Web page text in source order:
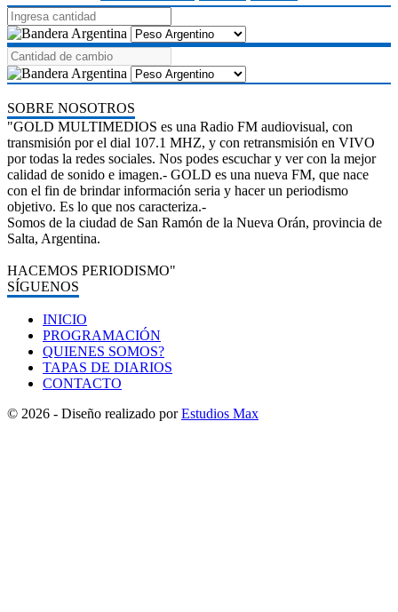
SOBRE NOSOTROS
"GOLD MULTIMEDIOS es una Radio FM audiovisual, con
transmisión por el dial 107.1 MHZ, y con retransmisión en VIVO
por todas la redes sociales. Nos podes escuchar y ver con la mejor
calidad de sonido e imagen.- GOLD es una nueva FM, que nace
con el fin de brindar información seria y hacer un periodismo
objetivo. Es lo que nos caracteriza.-
Somos de la ciudad de San Ramón de la Nueva Orán, provincia de
Salta, Argentina.
HACEMOS PERIODISMO"
SÍGUENOS
INICIO
PROGRAMACIÓN
QUIENES SOMOS?
TAPAS DE DIARIOS
CONTACTO
© 2026 - Diseño realizado porEstudios Max